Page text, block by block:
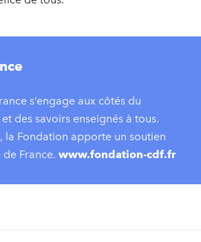
s’engage aux côtés du
des savoirs enseignés à tous.
la Fondation apporte un soutien
France. www.fondation-cdf.fr